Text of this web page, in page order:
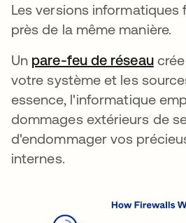
Les versions
près de la même manière.
Un pare-feu de réseaucrée
votre système et les
essence, l'informatique
dommages extérieurs de
d'endommager vos
internes.